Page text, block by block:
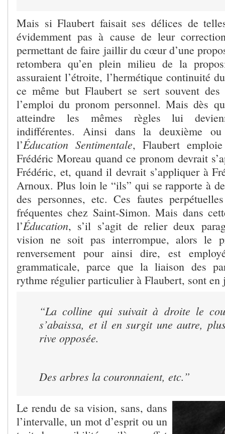
Mais si Flaubert faisait ses délices de
évidemment pas à cause de leur
permettant de faire jaillir du cœur d’une
retombera qu’en plein milieu de la
assuraient l’étroite, l’hermétique continuité
ce même but Flaubert se sert souvent des
l’emploi du pronom personnel. Mais dès
atteindre les mêmes règles lui
indifférentes. Ainsi dans la deuxième
l’Éducation Sentimentale, Flaubert
Frédéric Moreau quand ce pronom devrait
Frédéric, et, quand il devrait s’appliquer à
Arnoux. Plus loin le “ils” qui se rapporte à
des personnes, etc. Ces fautes
fréquentes chez Saint-Simon. Mais dans
l’Éducation, s’il s’agit de relier deux
vision ne soit pas interrompue, alors le
renversement pour ainsi dire, est
grammaticale, parce que la liaison des
rythme régulier particulier à Flaubert, sont en
“La colline qui suivait à droite le
s’abaissa, et il en surgit une autre,
rive opposée.
Des arbres la couronnaient, etc.”
Le rendu de sa vision, sans, dans
l’intervalle, un mot d’esprit ou un